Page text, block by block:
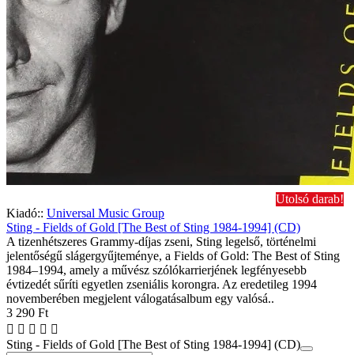
Utolsó darab!
Kiadó:: Universal Music Group
Sting - Fields of Gold [The Best of Sting 1984-1994] (CD)
A tizenhétszeres Grammy-díjas zseni, Sting legelső, történelmi
jelentőségű slágergyűjteménye, a Fields of Gold: The Best of Sting
1984–1994, amely a művész szólókarrierjének legfényesebb
évtizedét sűríti egyetlen zseniális korongra. Az eredetileg 1994
novemberében megjelent válogatásalbum egy valósá..
3 290 Ft
Sting - Fields of Gold [The Best of Sting 1984-1994] (CD)